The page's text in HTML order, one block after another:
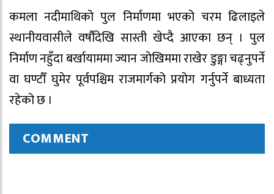
कमला नदीमाथिको पुल निर्माणमा भएको चरम ढिलाइले
स्थानीयवासीले वर्षौंदेखि सास्ती खेप्दै आएका छन् । पुल
निर्माण नहुँदा बर्खायाममा ज्यान जोखिममा राखेर डुङ्गा चढ्नुपर्ने
वा घण्टौँ घुमेर पूर्वपश्चिम राजमार्गको प्रयोग गर्नुपर्ने बाध्यता
रहेको छ ।
COMMENT